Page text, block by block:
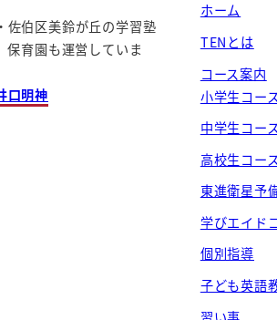
佐伯区美鈴が丘の学習塾
保育園も運営していま
口明神
ホーム
TENとは
コース案内
小学生コース
中学生コー
高校生コース
東進衛星予
学びエイド
個別指導
子ども英語